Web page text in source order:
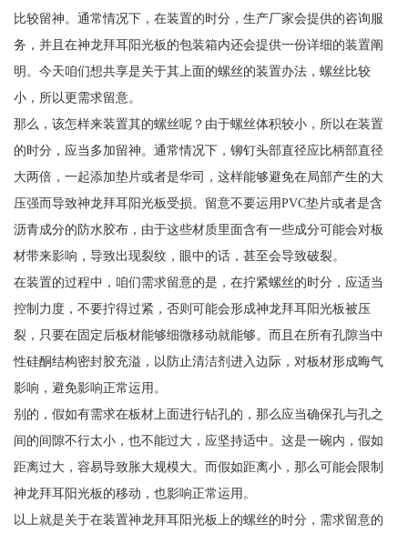
比较留神。通常情况下，在装置的时分，生产厂家会提供的咨询服
务，并且在神龙拜耳阳光板的包装箱内还会提供一份详细的装置阐
明。今天咱们想共享是关于其上面的螺丝的装置办法，螺丝比较
小，所以更需求留意。
那么，该怎样来装置其的螺丝呢？由于螺丝体积较小，所以在装置
的时分，应当多加留神。通常情况下，铆钉头部直径应比柄部直径
大两倍，一起添加垫片或者是华司，这样能够避免在局部产生的大
压强而导致神龙拜耳阳光板受损。留意不要运用PVC垫片或者是含
沥青成分的防水胶布，由于这些材质里面含有一些成分可能会对板
材带来影响，导致出现裂纹，眼中的话，甚至会导致破裂。
在装置的过程中，咱们需求留意的是，在拧紧螺丝的时分，应适当
控制力度，不要拧得过紧，否则可能会形成神龙拜耳阳光板被压
裂，只要在固定后板材能够细微移动就能够。而且在所有孔隙当中
性硅酮结构密封胶充溢，以防止清洁剂进入边际，对板材形成晦气
影响，避免影响正常运用。
别的，假如有需求在板材上面进行钻孔的，那么应当确保孔与孔之
间的间隙不行太小，也不能过大，应坚持适中。这是一碗内，假如
距离过大，容易导致胀大规模大。而假如距离小，那么可能会限制
神龙拜耳阳光板的移动，也影响正常运用。
以上就是关于在装置神龙拜耳阳光板上的螺丝的时分，需求留意的